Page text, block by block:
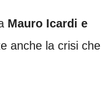
Mauro Icardi e
anche la crisi che